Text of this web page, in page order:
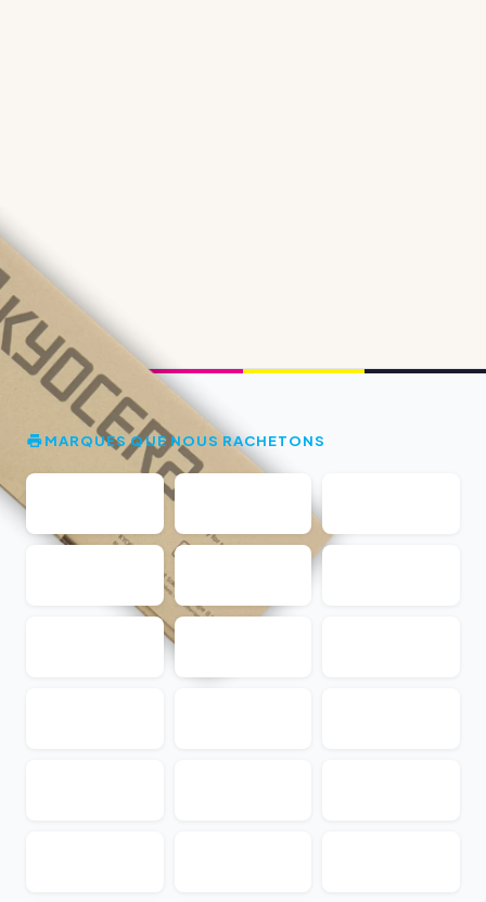
MARQUES QUE NOUS RACHETONS